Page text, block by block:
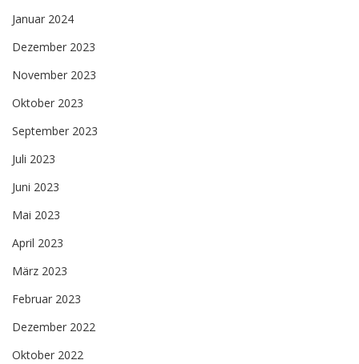
Januar 2024
Dezember 2023
November 2023
Oktober 2023
September 2023
Juli 2023
Juni 2023
Mai 2023
April 2023
März 2023
Februar 2023
Dezember 2022
Oktober 2022